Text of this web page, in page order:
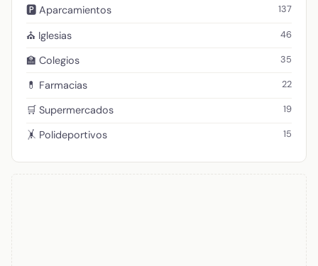
🅿️ Aparcamientos 137
⛪ Iglesias 46
🏫 Colegios 35
💊 Farmacias 22
🛒 Supermercados 19
🤸 Polideportivos 15